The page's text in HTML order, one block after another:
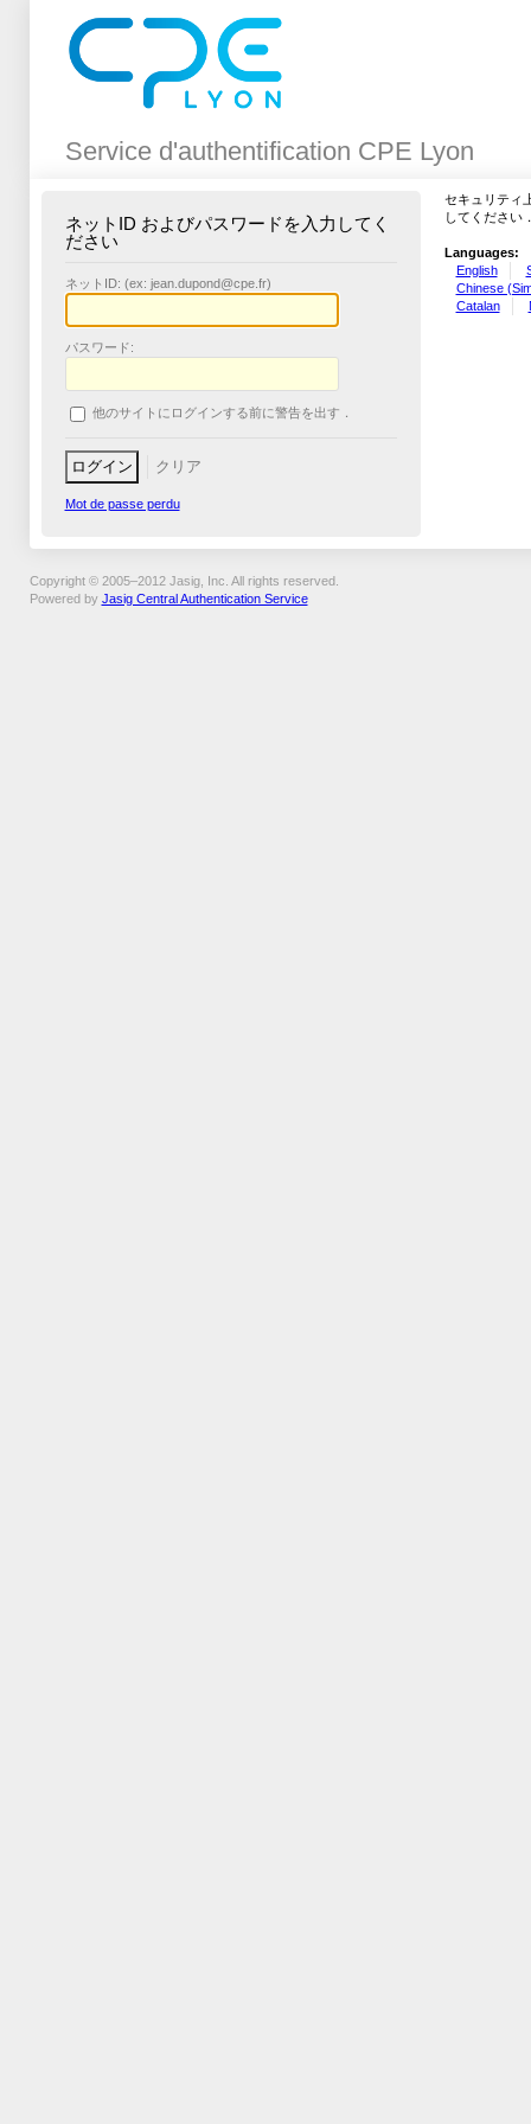
Service d'authentification CPE Lyon
ネットID およびパスワードを入力してく
ださい
ネットID: (ex: jean.dupond@cpe.fr)
パスワード:
他のサイトにログインする前に警告を出す．
Mot de passe perdu
セキュリティ
してください
Languages:
English
Chinese
Catalan
Copyright © 2005–2012 Jasig, Inc. All rights reserved.
Powered by Jasig Central Authentication Service